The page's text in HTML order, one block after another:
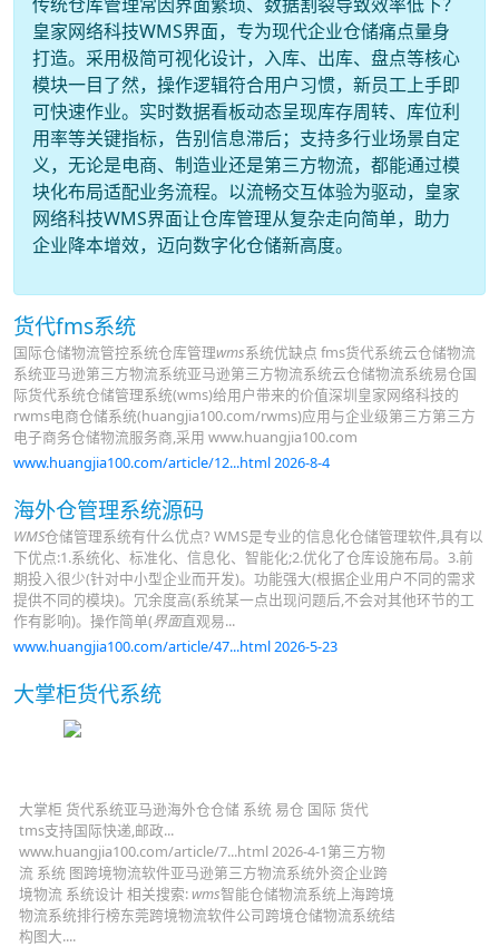
皇家网络科技WMS界面，专为现代企业仓储痛点量身
打造。采用极简可视化设计，入库、出库、盘点等核心
模块一目了然，操作逻辑符合用户习惯，新员工上手即
可快速作业。实时数据看板动态呈现库存周转、库位利
用率等关键指标，告别信息滞后；支持多行业场景自定
义，无论是电商、制造业还是第三方物流，都能通过模
块化布局适配业务流程。以流畅交互体验为驱动，皇家
网络科技WMS界面让仓库管理从复杂走向简单，助力
企业降本增效，迈向数字化仓储新高度。
货代fms系统
国际仓储物流管控系统仓库管理wms系统优缺点 fms货代系统云仓储物流
系统亚马逊第三方物流系统亚马逊第三方物流系统云仓储物流系统易仓国
际货代系统仓储管理系统(wms)给用户带来的价值深圳皇家网络科技的
rwms电商仓储系统(huangjia100.com/rwms)应用与企业级第三方第三方
电子商务仓储物流服务商,采用 www.huangjia100.com
www.huangjia100.com/article/12...html 2026-8-4
海外仓管理系统源码
WMS仓储管理系统有什么优点? WMS是专业的信息化仓储管理软件,具有以
下优点:1.系统化、标准化、信息化、智能化;2.优化了仓库设施布局。3.前
期投入很少(针对中小型企业而开发)。功能强大(根据企业用户不同的需求
提供不同的模块)。冗余度高(系统某一点出现问题后,不会对其他环节的工
作有影响)。操作简单(界面直观易...
www.huangjia100.com/article/47...html 2026-5-23
大掌柜货代系统
大掌柜 货代系统亚马逊海外仓仓储 系统 易仓 国际 货代
tms支持国际快递,邮政...
www.huangjia100.com/article/7...html 2026-4-1第三方物
流 系统 图跨境物流软件亚马逊第三方物流系统外资企业跨
境物流 系统设计 相关搜索:wms智能仓储物流系统上海跨境
物流系统排行榜东莞跨境物流软件公司跨境仓储物流系统结
构图大....